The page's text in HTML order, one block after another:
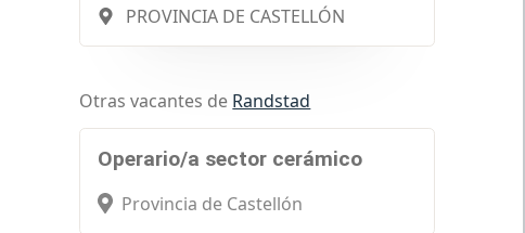
PROVINCIA DE CASTELLÓN
Otras vacantes de Randstad
Operario/a sector cerámico
Provincia de Castellón